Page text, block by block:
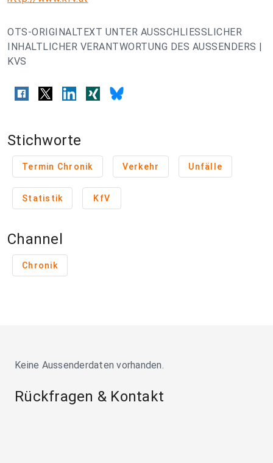
OTS-ORIGINALTEXT UNTER AUSSCHLIESSLICHER
INHALTLICHER VERANTWORTUNG DES AUSSENDERS |
KVS
Stichworte
Termin Chronik Verkehr Unfälle
Statistik KfV
Channel
Chronik
Keine Aussenderdaten vorhanden.
Rückfragen & Kontakt